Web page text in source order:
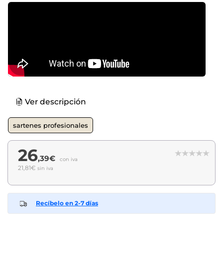
Ver descripción
sartenes profesionales
26,39€ con iva
21,81€ sin iva
Recíbelo en 2-7 días